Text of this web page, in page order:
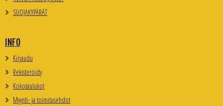
SUOJAKYPÄRÄT
INFO
Kirjaudu
Rekisteröidy
Kokotaulukot
Myynti- ja toimitusehdot